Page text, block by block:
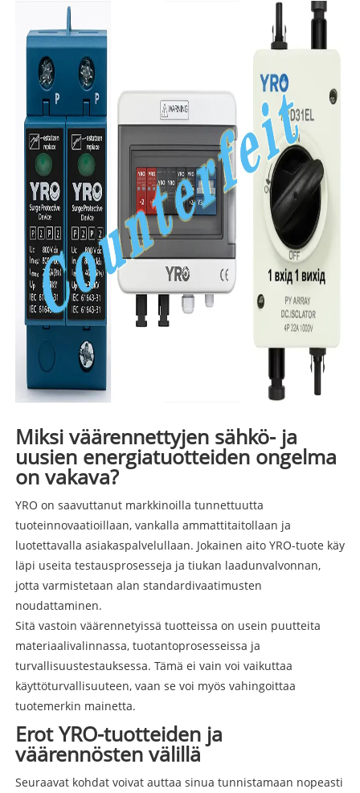
Miksi väärennettyjen sähkö- ja
uusien energiatuotteiden ongelma
on vakava?
YRO on saavuttanut markkinoilla tunnettuutta
tuoteinnovaatioillaan, vankalla ammattitaitollaan ja
luotettavalla asiakaspalvelullaan. Jokainen aito YRO-tuote käy
läpi useita testausprosesseja ja tiukan laadunvalvonnan,
jotta varmistetaan alan standardivaatimusten
noudattaminen.
Sitä vastoin väärennetyissä tuotteissa on usein puutteita
materiaalivalinnassa, tuotantoprosesseissa ja
turvallisuustestauksessa. Tämä ei vain voi vaikuttaa
käyttöturvallisuuteen, vaan se voi myös vahingoittaa
tuotemerkin mainetta.
Erot YRO-tuotteiden ja
väärennösten välillä
Seuraavat kohdat voivat auttaa sinua tunnistamaan nopeasti